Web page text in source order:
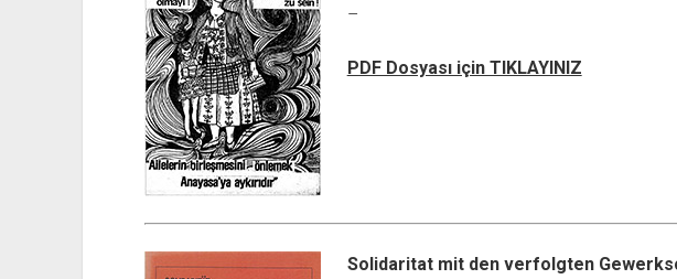
–
PDF Dosyası için TIKLAYINIZ
Solidaritat mit den verfolgten